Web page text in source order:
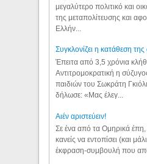
μεγαλύτερο πολιτικό και
της μεταπολίτευσης και
Ελλήν...
Συγκλονίζει η κατάθεση
Έπειτα από 3,5 χρόνια
Αντιτρομοκρατική η
παιδιών του Σωκράτη
δήλωσε: «Μας έλεγ...
Aιέν αριστεύειν!
Σε ένα από τα Ομηρικά έπη,
κανείς να εντοπίσει (και
έκφραση-συμβουλή που